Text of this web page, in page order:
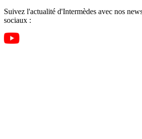
Suivez l'actualité d'Intermèdes avec nos
sociaux :